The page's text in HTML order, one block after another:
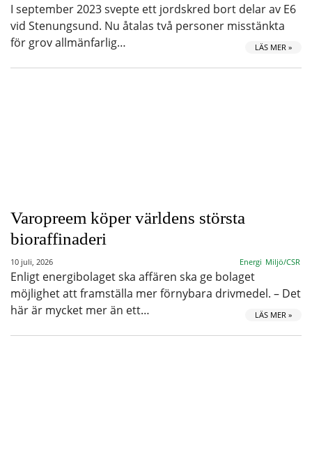
I september 2023 svepte ett jordskred bort delar av E6
vid Stenungsund. Nu åtalas två personer misstänkta
för grov allmänfarlig…
LÄS MER »
Varopreem köper världens största
bioraffinaderi
10 juli, 2026 Energi Miljö/CSR
Enligt energibolaget ska affären ska ge bolaget
möjlighet att framställa mer förnybara drivmedel. – Det
här är mycket mer än ett…
LÄS MER »